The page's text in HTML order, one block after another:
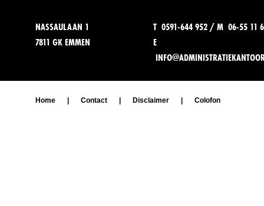
NASSAULAAN 1
7811 GK EMMEN
T 0591-644 952 / M 06-55 11
E
Home Contact Disclaimer Colofon